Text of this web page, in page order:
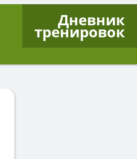
Дневник
тренировок